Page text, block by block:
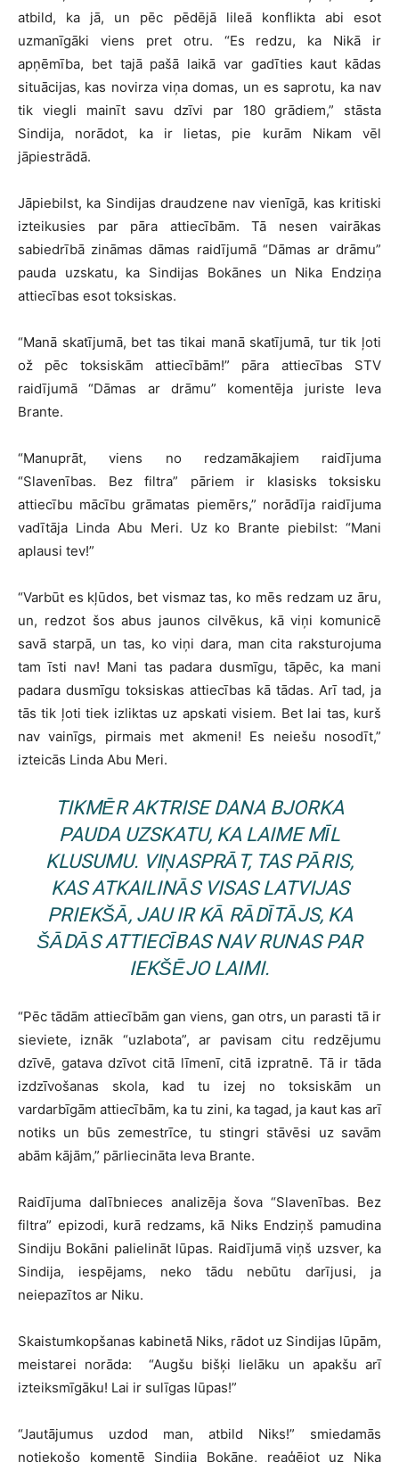
atbild, ka jā, un pēc pēdējā lileā konflikta abi esot
uzmanīgāki viens pret otru. “Es redzu, ka Nikā ir
apņēmība, bet tajā pašā laikā var gadīties kaut kādas
situācijas, kas novirza viņa domas, un es saprotu, ka nav
tik viegli mainīt savu dzīvi par 180 grādiem,” stāsta
Sindija, norādot, ka ir lietas, pie kurām Nikam vēl
jāpiestrādā.
Jāpiebilst, ka Sindijas draudzene nav vienīgā, kas kritiski
izteikusies par pāra attiecībām. Tā nesen vairākas
sabiedrībā zināmas dāmas raidījumā “Dāmas ar drāmu”
pauda uzskatu, ka Sindijas Bokānes un Nika Endziņa
attiecības esot toksiskas.
“Manā skatījumā, bet tas tikai manā skatījumā, tur tik ļoti
ož pēc toksiskām attiecībām!” pāra attiecības STV
raidījumā “Dāmas ar drāmu” komentēja juriste Ieva
Brante.
“Manuprāt, viens no redzamākajiem raidījuma
“Slavenības. Bez filtra” pāriem ir klasisks toksisku
attiecību mācību grāmatas piemērs,” norādīja raidījuma
vadītāja Linda Abu Meri. Uz ko Brante piebilst: “Mani
aplausi tev!”
“Varbūt es kļūdos, bet vismaz tas, ko mēs redzam uz āru,
un, redzot šos abus jaunos cilvēkus, kā viņi komunicē
savā starpā, un tas, ko viņi dara, man cita raksturojuma
tam īsti nav! Mani tas padara dusmīgu, tāpēc, ka mani
padara dusmīgu toksiskas attiecības kā tādas. Arī tad, ja
tās tik ļoti tiek izliktas uz apskati visiem. Bet lai tas, kurš
nav vainīgs, pirmais met akmeni! Es neiešu nosodīt,”
izteicās Linda Abu Meri.
TIKMĒR AKTRISE DANA BJORKA
PAUDA UZSKATU, KA LAIME MĪL
KLUSUMU. VIŅASPRĀT, TAS PĀRIS,
KAS ATKAILINĀS VISAS LATVIJAS
PRIEKŠĀ, JAU IR KĀ RĀDĪTĀJS, KA
ŠĀDĀS ATTIECĪBAS NAV RUNAS PAR
IEKŠĒJO LAIMI.
“Pēc tādām attiecībām gan viens, gan otrs, un parasti tā ir
sieviete, iznāk “uzlabota”, ar pavisam citu redzējumu
dzīvē, gatava dzīvot citā līmenī, citā izpratnē. Tā ir tāda
izdzīvošanas skola, kad tu izej no toksiskām un
vardarbīgām attiecībām, ka tu zini, ka tagad, ja kaut kas arī
notiks un būs zemestrīce, tu stingri stāvēsi uz savām
abām kājām,” pārliecināta Ieva Brante.
Raidījuma dalībnieces analizēja šova “Slavenības. Bez
filtra” epizodi, kurā redzams, kā Niks Endziņš pamudina
Sindiju Bokāni palielināt lūpas. Raidījumā viņš uzsver, ka
Sindija, iespējams, neko tādu nebūtu darījusi, ja
neiepazītos ar Niku.
Skaistumkopšanas kabinetā Niks, rādot uz Sindijas lūpām,
meistarei norāda: “Augšu bišķi lielāku un apakšu arī
izteiksmīgāku! Lai ir sulīgas lūpas!”
“Jautājumus uzdod man, atbild Niks!” smiedamās
notiekošo komentē Sindija Bokāne, reaģējot uz Nika